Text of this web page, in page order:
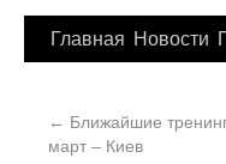
Главная Новости
← Ближайшие
март – Киев